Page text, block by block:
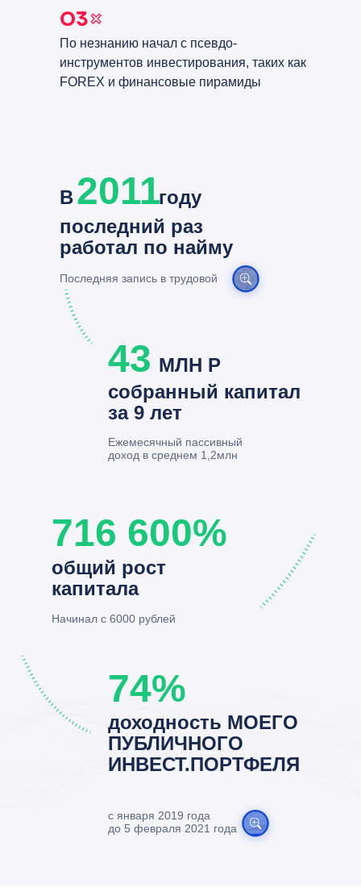
По незнанию начал с псевдо-
инструментов инвестирования, таких как
FOREX и финансовые пирамиды
В
году
последний раз
работал по найму
Последняя запись в трудовой
общий рост
капитала
Начинал с 6000 рублей
2011
716 600%
МЛН Р
собранный капитал
за 9 лет
Ежемесячный пассивный
доход в среднем 1,2млн
43
доходность МОЕГО
ПУБЛИЧНОГО
ИНВЕСТ.ПОРТФЕЛЯ
с января 2019 года
до 5 февраля 2021 года
74%